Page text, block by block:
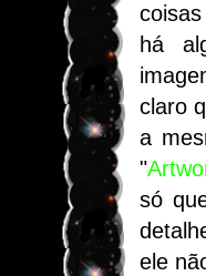
há
claro
a
"
só
ele